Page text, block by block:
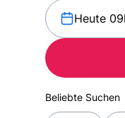
Heute
Beliebte Suchen